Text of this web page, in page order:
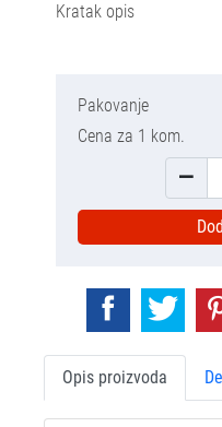
Kratak opis
Pakovanje
Cena za 1 kom.
Opis proizvoda